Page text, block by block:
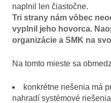
naplnil len čiastočne.
Tri strany nám vôbec
vyplnil jeho hovorca.
organizácie a SMK na
Na tomto mieste sa
konkrétne riešenia má
nahradí systémové